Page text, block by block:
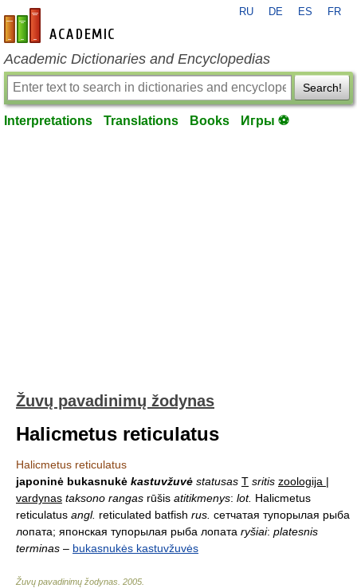
en-academic.com
RU DE ES FR
Academic Dictionaries and Encyclopedias
Search!
Interpretations Translations Books Игры ⚽
Žuvų pavadinimų žodynas
Halicmetus reticulatus
Halicmetus reticulatus
japoninė bukasnukė kastuvžuvė statusas T sritis zoologija |
vardynas taksono rangas rūšis atitikmenys: lot. Halicmetus
reticulatus angl. reticulated batfish rus. сетчатая тупорылая рыба
лопата; японская тупорылая рыба лопата ryšiai: platesnis
terminas – bukasnukės kastuvžuvės
Žuvų pavadinimų žodynas 2005